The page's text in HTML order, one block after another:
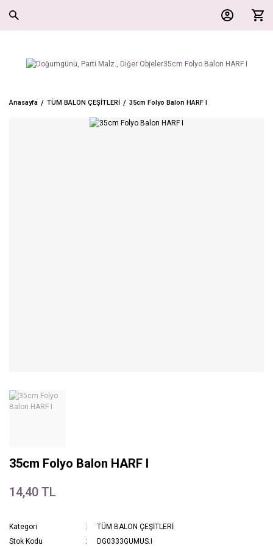
Anasayfa TÜM BALON ÇEŞİTLERİ 35cm Folyo Balon HARF I
35cm Folyo Balon HARF I
14,40 TL
Kategori
TÜM BALON ÇEŞİTLERİ
Stok Kodu
DG0333GUMUS.I